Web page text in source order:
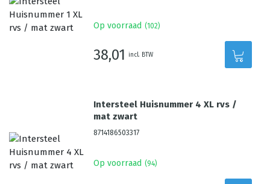
Op voorraad (102)
38,01 incl. BTW
Intersteel Huisnummer 4 XL rvs /
mat zwart
8714186503317
Op voorraad (94)